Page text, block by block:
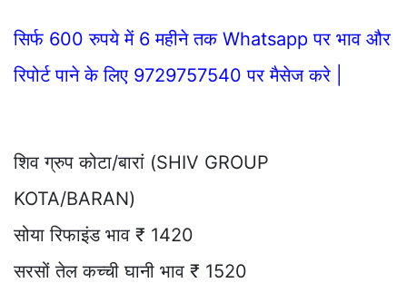
सिर्फ 600 रुपये में 6 महीने तक Whatsapp पर भाव और
रिपोर्ट पाने के लिए 9729757540 पर मैसेज करे |
शिव ग्रुप कोटा/बारां (SHIV GROUP
KOTA/BARAN)
सोया रिफाइंड भाव ₹ 1420
सरसों तेल कच्ची घानी भाव ₹ 1520